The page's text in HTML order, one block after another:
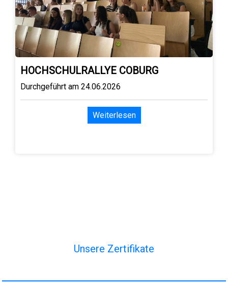
HOCHSCHULRALLYE COBURG
Durchgeführt am 24.06.2026
Weiterlesen
Unsere Zertifikate